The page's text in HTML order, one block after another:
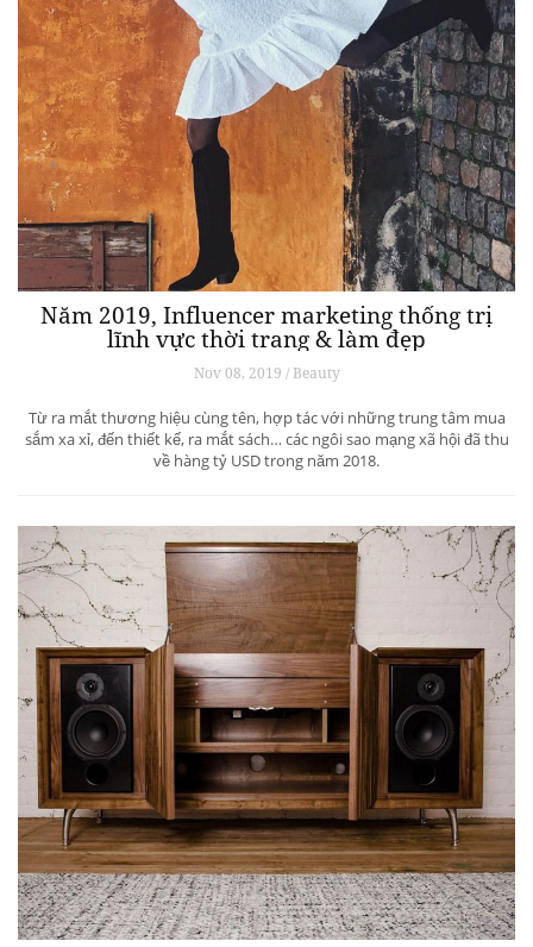
Năm 2019, Influencer marketing thống trị
lĩnh vực thời trang & làm đẹp
Nov 08, 2019 / Beauty
Từ ra mắt thương hiệu cùng tên, hợp tác với những trung tâm mua
sắm xa xỉ, đến thiết kế, ra mắt sách… các ngôi sao mạng xã hội đã thu
về hàng tỷ USD trong năm 2018.